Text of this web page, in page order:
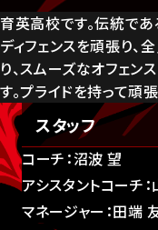
育英高校です。伝統で
ディフェンスを頑張り、
り、スムーズなオフェン
す。プライドを持って頑張
スタッフ
コーチ：沼波 望
アシスタントコーチ
マネージャー：田端